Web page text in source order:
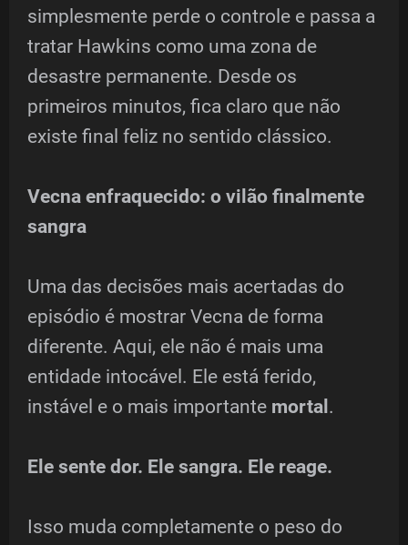
simplesmente perde o controle e passa a
tratar Hawkins como uma zona de
desastre permanente. Desde os
primeiros minutos, fica claro que não
existe final feliz no sentido clássico.
Vecna enfraquecido: o vilão finalmente
sangra
Uma das decisões mais acertadas do
episódio é mostrar Vecna de forma
diferente. Aqui, ele não é mais uma
entidade intocável. Ele está ferido,
instável e o mais importante mortal .
Ele sente dor. Ele sangra. Ele reage.
Isso muda completamente o peso do